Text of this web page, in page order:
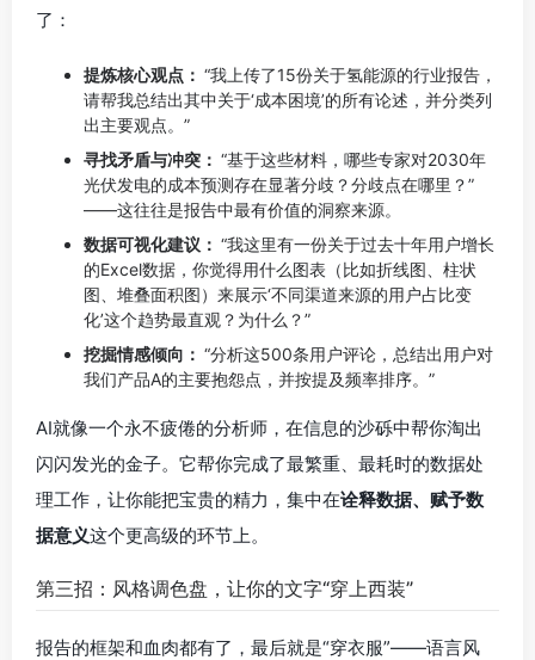
了：
提炼核心观点： “我上传了15份关于氢能源的行业报告，
请帮我总结出其中关于‘成本困境’的所有论述，并分类列
出主要观点。”
寻找矛盾与冲突： “基于这些材料，哪些专家对2030年
光伏发电的成本预测存在显著分歧？分歧点在哪里？”
——这往往是报告中最有价值的洞察来源。
数据可视化建议： “我这里有一份关于过去十年用户增长
的Excel数据，你觉得用什么图表（比如折线图、柱状
图、堆叠面积图）来展示‘不同渠道来源的用户占比变
化’这个趋势最直观？为什么？”
挖掘情感倾向： “分析这500条用户评论，总结出用户对
我们产品A的主要抱怨点，并按提及频率排序。”
AI就像一个永不疲倦的分析师，在信息的沙砾中帮你淘出
闪闪发光的金子。它帮你完成了最繁重、最耗时的数据处
理工作，让你能把宝贵的精力，集中在诠释数据、赋予数
据意义这个更高级的环节上。
第三招：风格调色盘，让你的文字“穿上西装”
报告的框架和血肉都有了，最后就是“穿衣服”——语言风